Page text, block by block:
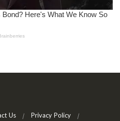
Us Privacy Policy